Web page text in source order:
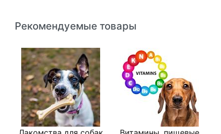
Рекомендуемые товары